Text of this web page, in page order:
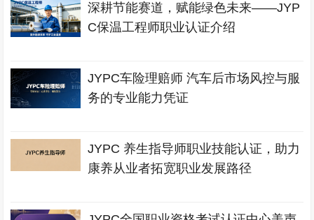
深耕节能赛道，赋能绿色未来——JYP
C保温工程师职业认证介绍
JYPC车险理赔师 汽车后市场风控与服
务的专业能力凭证
JYPC 养生指导师职业技能认证，助力
康养从业者拓宽职业发展路径